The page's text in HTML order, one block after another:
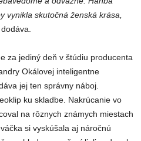
vynikla skutočná ženská krása,
dodáva.
za jediný deň v štúdiu producenta
Okálovej inteligentne
jej ten správny náboj.
ku skladbe. Nakrúcanie vo
na rôznych známych miestach
si vyskúšala aj náročnú